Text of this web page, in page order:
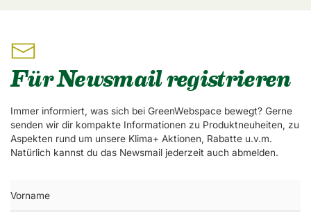
Für Newsmail registrieren
Immer informiert, was sich bei GreenWebspace bewegt? Gerne
senden wir dir kompakte Informationen zu Produktneuheiten, zu
Aspekten rund um unsere Klima+ Aktionen, Rabatte u.v.m.
Natürlich kannst du das Newsmail jederzeit auch abmelden.